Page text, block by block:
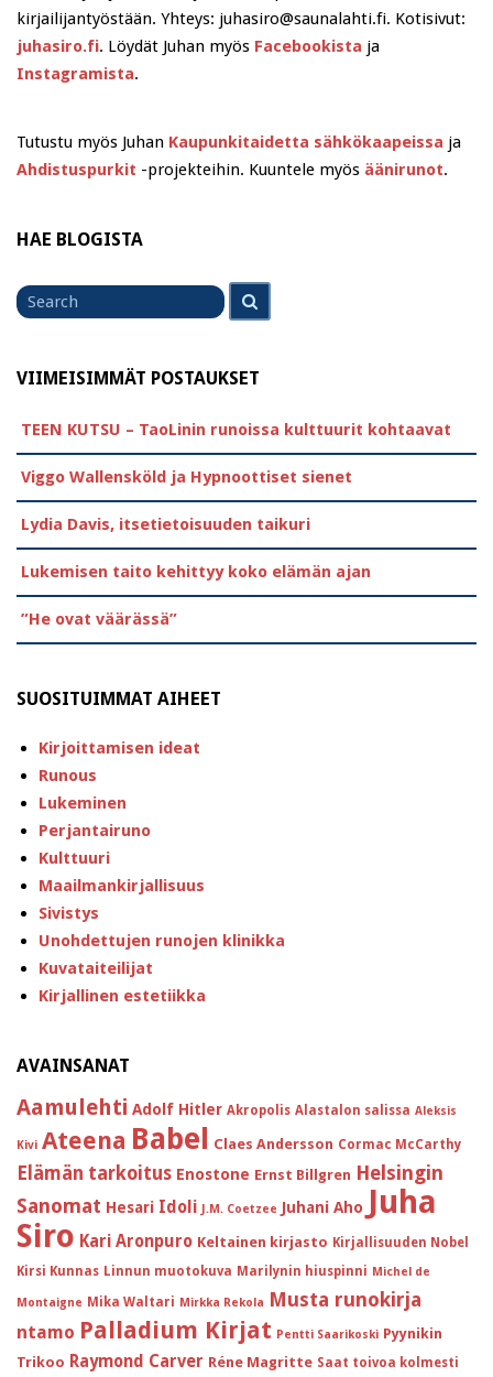
kirjailijantyöstään. Yhteys: juhasiro@saunalahti.fi. Kotisivut:
juhasiro.fi. Löydät Juhan myös Facebookista ja
Instagramista.
Tutustu myös Juhan Kaupunkitaidetta sähkökaapeissa ja
Ahdistuspurkit -projekteihin. Kuuntele myös äänirunot.
HAE BLOGISTA
for
VIIMEISIMMÄT POSTAUKSET
TEEN KUTSU – TaoLinin runoissa kulttuurit kohtaavat
Viggo Wallensköld ja Hypnoottiset sienet
Lydia Davis, itsetietoisuuden taikuri
Lukemisen taito kehittyy koko elämän ajan
”He ovat väärässä”
SUOSITUIMMAT AIHEET
Kirjoittamisen ideat
Runous
Lukeminen
Perjantairuno
Kulttuuri
Maailmankirjallisuus
Sivistys
Unohdettujen runojen klinikka
Kuvataiteilijat
Kirjallinen estetiikka
AVAINSANAT
Aamulehti Adolf Hitler Akropolis Alastalon salissa Aleksis
Kivi Ateena Babel Claes Andersson Cormac McCarthy
Elämän tarkoitus Enostone Ernst Billgren Helsingin
Sanomat Hesari Idoli J.M. Coetzee Juhani Aho Juha
Siro Kari Aronpuro Keltainen kirjasto Kirjallisuuden Nobel
Kirsi Kunnas Linnun muotokuva Marilynin hiuspinni Michel de
Montaigne Mika Waltari Mirkka Rekola Musta runokirja
ntamo Palladium Kirjat Pentti Saarikoski Pyynikin
Trikoo Raymond Carver Réne Magritte Saat toivoa kolmesti